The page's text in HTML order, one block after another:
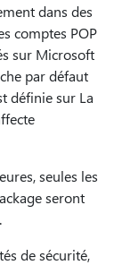
dans des
comptes POP
sur Microsoft
par défaut
définie sur La
seules les
seront
de sécurité,